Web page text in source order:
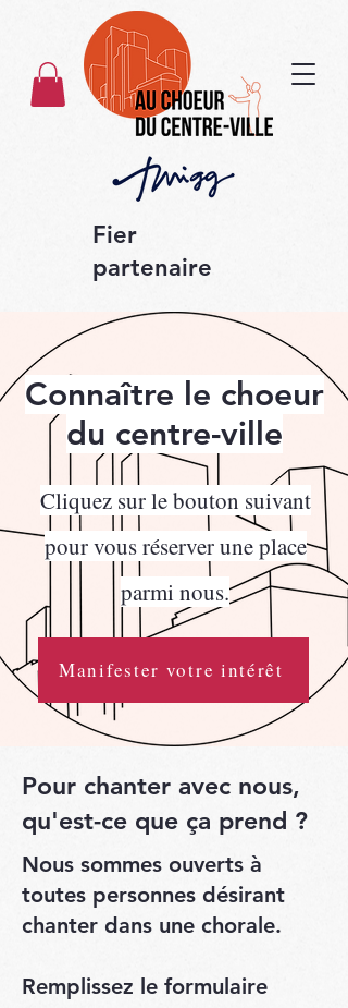
Fier
partenaire
Connaître le choeur
du centre-ville
Cliquez sur le bouton suivant
pour vous réserver une place
parmi nous.
Manifester votre intérêt
Pour chanter avec nous,
qu'est-ce que ça prend ?
Nous sommes ouverts à
toutes personnes désirant
chanter dans une chorale.
Remplissez le formulaire